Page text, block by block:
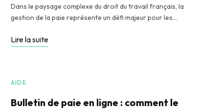
Dans le paysage complexe du droit du travail français, la
gestion de la paie représente un défi majeur pour les…
Lire la suite
AIDE
Bulletin de paie en ligne : comment le